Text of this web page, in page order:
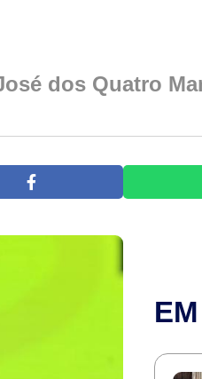
dos Quatro